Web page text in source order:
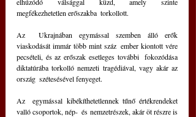
megfékezhetetlen erőszakba  torkollott.
Az  Ukrajnában egymással szemben álló erők
viaskodását immár több mint száz  ember kiontott vére
pecsételi, és az erőszak esetleges további  fokozódása
diktatúrába torkolló nemzeti tragédiával, vagy akár az
ország  szétesésével fenyeget.
Az  egymással kibékíthetetlennek tűnő értékrendeket
valló csoportok, nép-  és nemzetrészek, akár öt részre is